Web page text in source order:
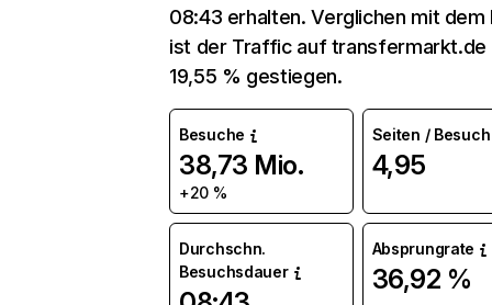
08:43 erhalten. Verglichen mit dem
ist der Traffic auf transfermarkt.de
19,55 % gestiegen.
Besuche
38,73 Mio.
+20 %
Seiten / Besuch
4,95
Durchschn.
Besuchsdauer
Absprungrate
36,92 %